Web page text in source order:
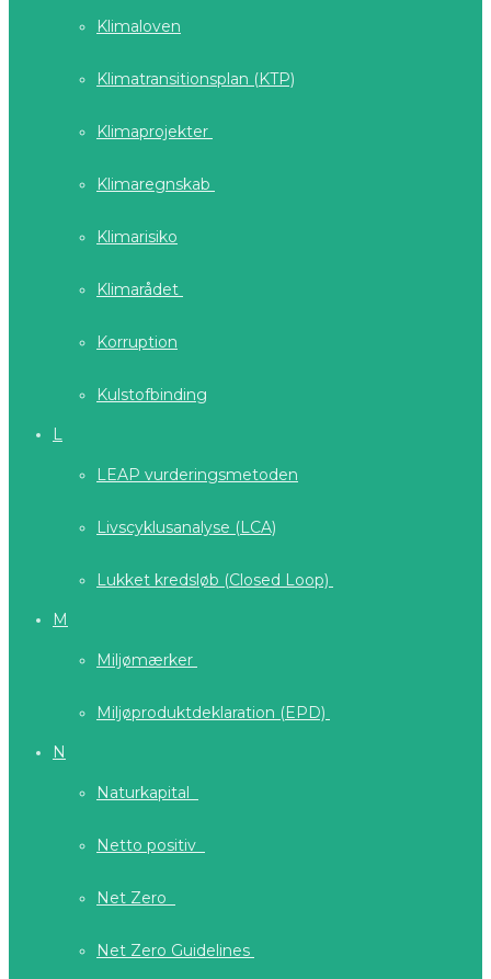
Klimaloven
Klimatransitionsplan (KTP)
Klimaprojekter
Klimaregnskab
Klimarisiko
Klimarådet
Korruption
Kulstofbinding
L
LEAP vurderingsmetoden
Livscyklusanalyse (LCA)
Lukket kredsløb (Closed Loop)
M
Miljømærker
Miljøproduktdeklaration (EPD)
N
Naturkapital
Netto positiv
Net Zero
Net Zero Guidelines